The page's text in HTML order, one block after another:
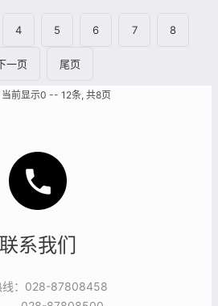
4 5 6 7 8
一页 尾页
前显示0 -- 12条, 共8页
联系我们
线：028-87808458